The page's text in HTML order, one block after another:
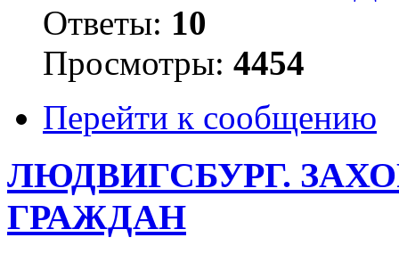
Ответы: 10
Просмотры: 4454
Перейти к сообщению
ЛЮДВИГСБУРГ.
ГРАЖДАН